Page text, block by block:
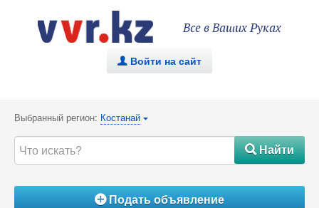
Все в Ваших Руках
. Войти на сайт
Выбранный регион: Костанай {
#Найти
ÁПодать объявление